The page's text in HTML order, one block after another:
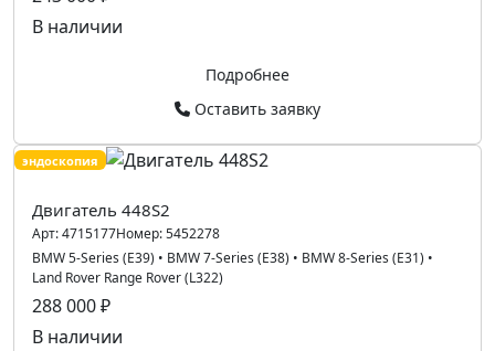
В наличии
Подробнее
Оставить заявку
эндоскопия
Двигатель 448S2
Арт:4715177Номер:5452278
BMW 5-Series (E39) • BMW 7-Series (E38) • BMW 8-Series (E31) •
Land Rover Range Rover (L322)
288 000 ₽
В наличии